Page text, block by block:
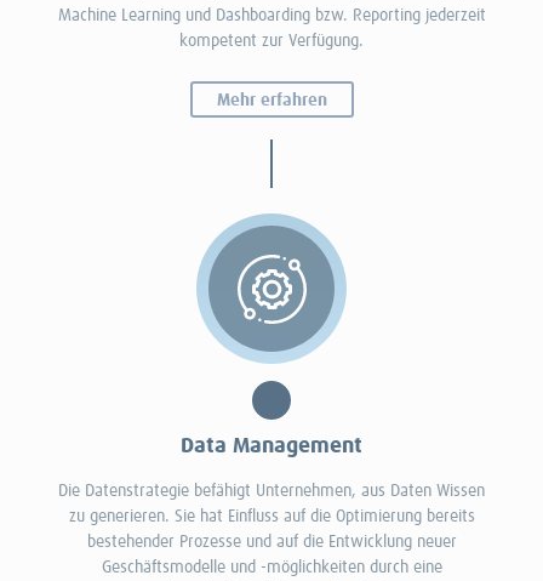
Machine Learning und Dashboarding bzw. Reporting jederzeit
kompetent zur Verfügung.
Mehr erfahren
Data Management
Die Datenstrategie befähigt Unternehmen, aus Daten Wissen
zu generieren. Sie hat Einfluss auf die Optimierung bereits
bestehender Prozesse und auf die Entwicklung neuer
Geschäftsmodelle und -möglichkeiten durch eine